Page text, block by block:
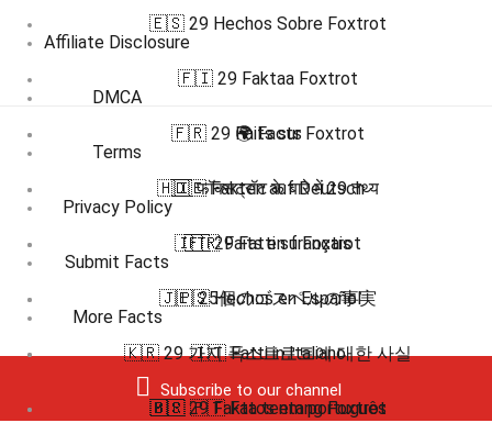
Affiliate Disclosure
DMCA
Terms
Privacy Policy
Submit Facts
More Facts
Subscribe to our channel
🇪🇸 29 Hechos Sobre Foxtrot
🇫🇮 29 Faktaa Foxtrot
🇫🇷 29 Faits sur Foxtrot
🇭🇮 फॉक्सट्रॉट के बारे में 29 तथ्य
🇮🇹 29 Fatti su Foxtrot
🇯🇵 25個のゴスペルの事実
🇰🇷 29 가지 폭스트로트에 대한 사실
🇲🇸 29 Fakta tentang Foxtrot
🌍 Facts
🇩🇪 Fakten auf Deutsch
🇫🇷 Faits en français
🇪🇸 Hechos en Español
🇮🇹 Fatti in Italiano
🇧🇷 🇵🇹 Fatos em português